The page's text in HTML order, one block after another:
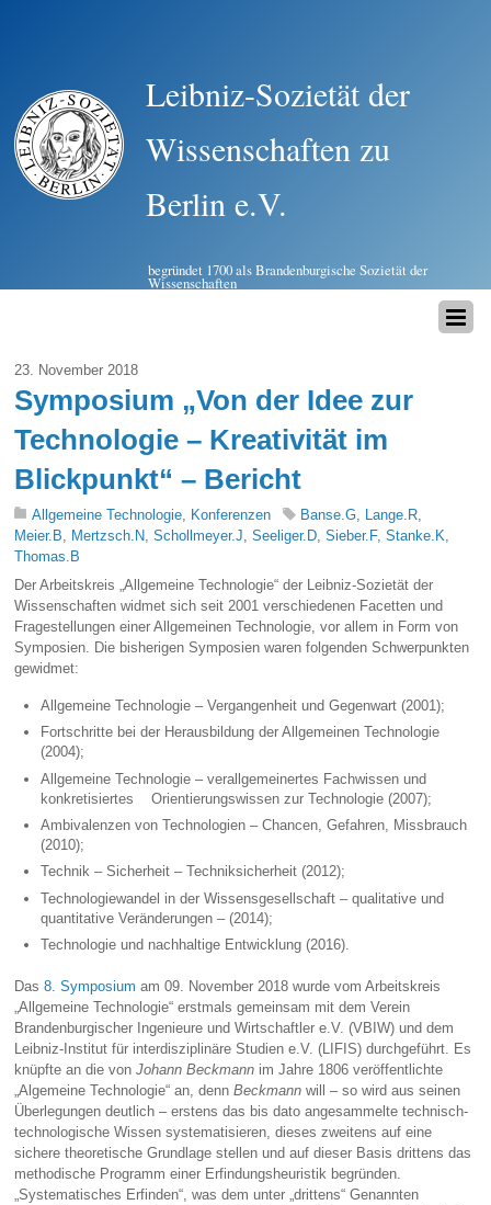
Leibniz-Sozietät der
Wissenschaften zu
Berlin e.V.
begründet 1700 als Brandenburgische Sozietät der
Wissenschaften
23. November 2018
Symposium „Von der Idee zur
Technologie – Kreativität im
Blickpunkt“ – Bericht
Allgemeine Technologie, Konferenzen Banse.G, Lange.R,
Meier.B, Mertzsch.N,Schollmeyer.J,Seeliger.D,Sieber.F,Stanke.K,
Thomas.B
Der Arbeitskreis „Allgemeine Technologie“ der Leibniz-Sozietät der
Wissenschaften widmet sich seit 2001 verschiedenen Facetten und
Fragestellungen einer Allgemeinen Technologie, vor allem in Form von
Symposien. Die bisherigen Symposien waren folgenden Schwerpunkten
gewidmet:
Allgemeine Technologie – Vergangenheit und Gegenwart (2001);
Fortschritte bei der Herausbildung der Allgemeinen Technologie
(2004);
Allgemeine Technologie – verallgemeinertes Fachwissen und
konkretisiertes Orientierungswissen zur Technologie (2007);
Ambivalenzen von Technologien – Chancen, Gefahren, Missbrauch
(2010);
Technik – Sicherheit – Techniksicherheit (2012);
Technologiewandel in der Wissensgesellschaft – qualitative und
quantitative Veränderungen – (2014);
Technologie und nachhaltige Entwicklung (2016).
Das8. Symposium am 09. November 2018 wurde vom Arbeitskreis
„Allgemeine Technologie“ erstmals gemeinsam mit dem Verein
Brandenburgischer Ingenieure und Wirtschaftler e.V. (VBIW) und dem
Leibniz-Institut für interdisziplinäre Studien e.V. (LIFIS) durchgeführt. Es
knüpfte an die vonJohann Beckmann im Jahre 1806 veröffentlichte
„Algemeine Technologie“ an, dennBeckmann will – so wird aus seinen
Überlegungen deutlich – erstens das bis dato angesammelte technisch-
technologische Wissen systematisieren, dieses zweitens auf eine
sichere theoretische Grundlage stellen und auf dieser Basis drittens das
methodische Programm einer Erfindungsheuristik begründen.
„Systematisches Erfinden“, was dem unter „drittens“ Genannten